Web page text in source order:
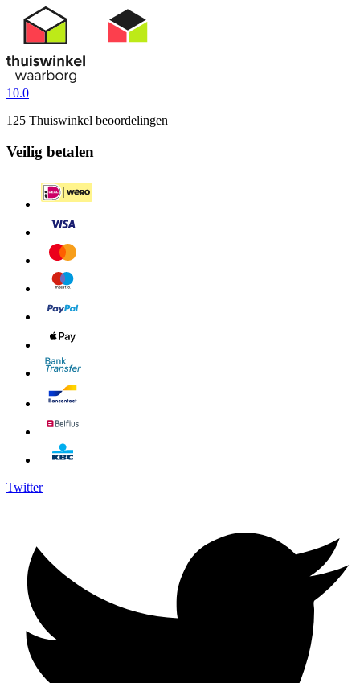
10.0
125 Thuiswinkel beoordelingen
Veilig betalen
Twitter